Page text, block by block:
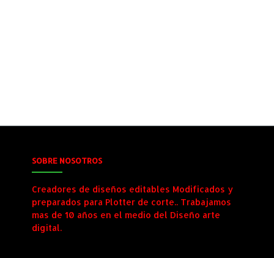
SOBRE NOSOTROS
Creadores de diseños editables Modificados y
preparados para Plotter de corte.. Trabajamos
mas de 10 años en el medio del Diseño arte
digital.